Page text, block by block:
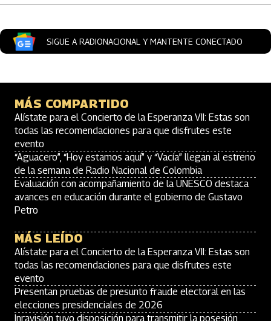
SIGUE A RADIONACIONAL Y MANTENTE CONECTADO
MÁS COMPARTIDO
Alístate para el Concierto de la Esperanza VII: Estas son
todas las recomendaciones para que disfrutes este
evento
“Aguacero”, “Hoy estamos aquí” y “Vacía” llegan al estreno
de la semana de Radio Nacional de Colombia
Evaluación con acompañamiento de la UNESCO destaca
avances en educación durante el gobierno de Gustavo
Petro
MÁS LEÍDO
Alístate para el Concierto de la Esperanza VII: Estas son
todas las recomendaciones para que disfrutes este
evento
Presentan pruebas de presunto fraude electoral en las
elecciones presidenciales de 2026
Inravisión tuvo disposición para transmitir la posesión